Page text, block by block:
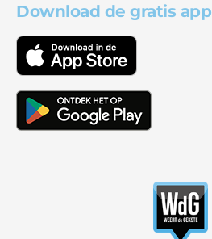
Download de gratis app